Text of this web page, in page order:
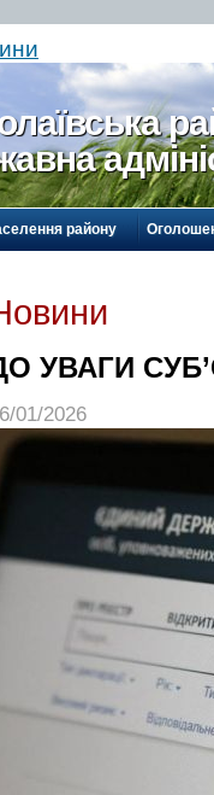
району
УВАГИ
01/2026